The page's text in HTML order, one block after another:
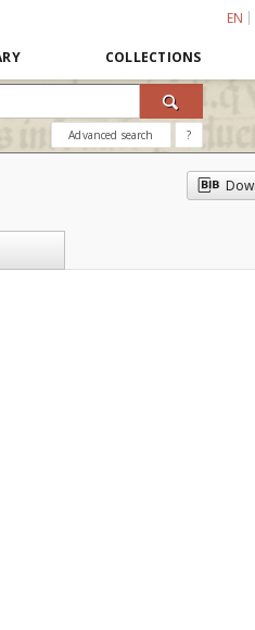
EN
COLLECTIONS
Advanced search ?